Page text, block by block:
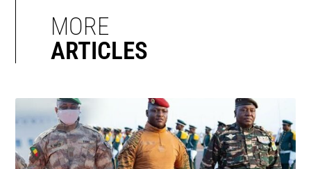
MORE
ARTICLES